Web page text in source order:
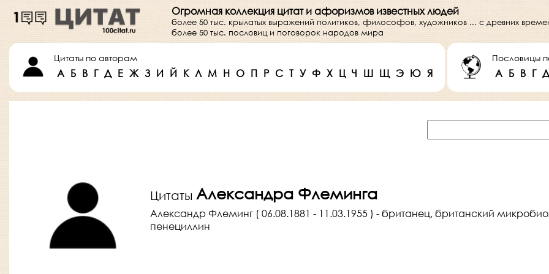
Огромная коллекция цитат и афоризмов известных людей
более 50 тыс. крылатых выражений политиков, философов, художников ... с древних
более 50 тыс. пословиц и поговорок народов мира
Цитаты по авторам
А Б В Г Д Е Ж З И Й К Л М Н О П Р С Т У Ф Х Ц Ч Ш Щ Э Ю Я
Пословицы
А Б В Г Д
Цитаты Александра Флеминга
Александр Флеминг ( 06.08.1881 - 11.03.1955 ) - британец, британский
пенециллин